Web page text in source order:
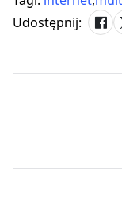
Udostępnij: